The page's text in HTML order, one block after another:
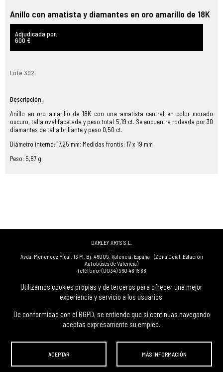
Utilizamos cookies propias y de terceros para ofrecer una mejor
experiencia y servicio a los usuarios.
De conformidad con el RGPD, se entiende que si continúas navegando
aceptas expresamente su empleo.
ACEPTAR MÁS INFORMACIÓN
Anillo con amatista y diamantes en oro amarillo de 18K
Adjudicada por.
600 €
Lote 392.
Descripción.
Anillo en oro amarillo de 18K con una amatista central en color morado
oscuro, talla oval facetada y peso total 5,19 ct. Se encuentra rodeada por 30
diamantes de talla brillante y peso 0,50 ct.
Diámetro interno: 17,25 mm; Medidas frontis: 17 x 19 mm
Peso: 5,87 g
DARLEY ARTS S.L.
-
Avda. Menendez Pidal, 13 Pl. Bj, 46009, Valencia, España (Zona Ccial. Estación
Autobuses de Valencia)
Teléfono:(0034) 960 46 16 88
(0034) 963 40 48 21
-
(0034) 669 53 68 89(solo WhatsApp)
info@subastasdarley.com